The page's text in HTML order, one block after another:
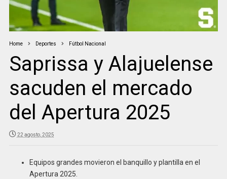
Home Deportes Fútbol Nacional
Saprissa y Alajuelense
sacuden el mercado
del Apertura 2025
22 agosto, 2025
Equipos grandes movieron el banquillo y plantilla en el
Apertura 2025.